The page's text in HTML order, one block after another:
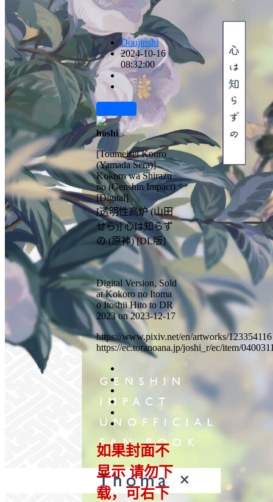
Doujinshi
2024-10-16
08:32:00
hoshi
[Toumeisei Kouro
(Yamada Sera)]
Kokoro wa Shirazu
no (Genshin Impact)
[Digital]
[透明性高炉 (山田
せら)] 心は知らず
の (原神) [DL版]
Digital Version, Sold
at Kokoro no Itoma
o Itoshii Hito to DR
2023 on 2023-12-17
https://www.pixiv.net/en/artworks/123354116
https://ec.toranoana.jp/joshi_r/ec/item/
如果封面不
显示 请勿下
载，可右下